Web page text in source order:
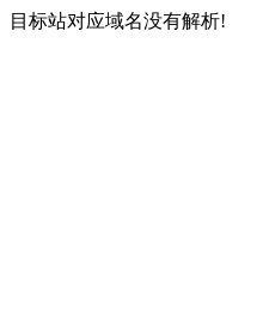
目标站对应域名没有解析!